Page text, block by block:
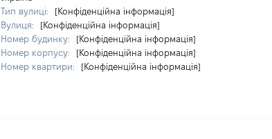
Тип вулиці:
[Конфіденційна інформація]
Вулиця:
[Конфіденційна інформація]
Номер будинку:
[Конфіденційна інформація]
Номер корпусу:
[Конфіденційна інформація]
Номер квартири:
[Конфіденційна інформація]